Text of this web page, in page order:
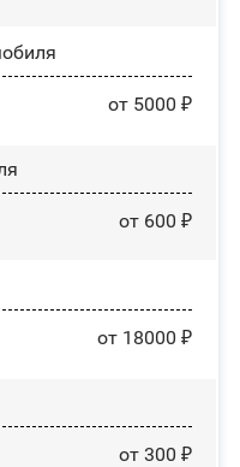
от 5000 ₽
от 600 ₽
от 18000 ₽
от 300 ₽